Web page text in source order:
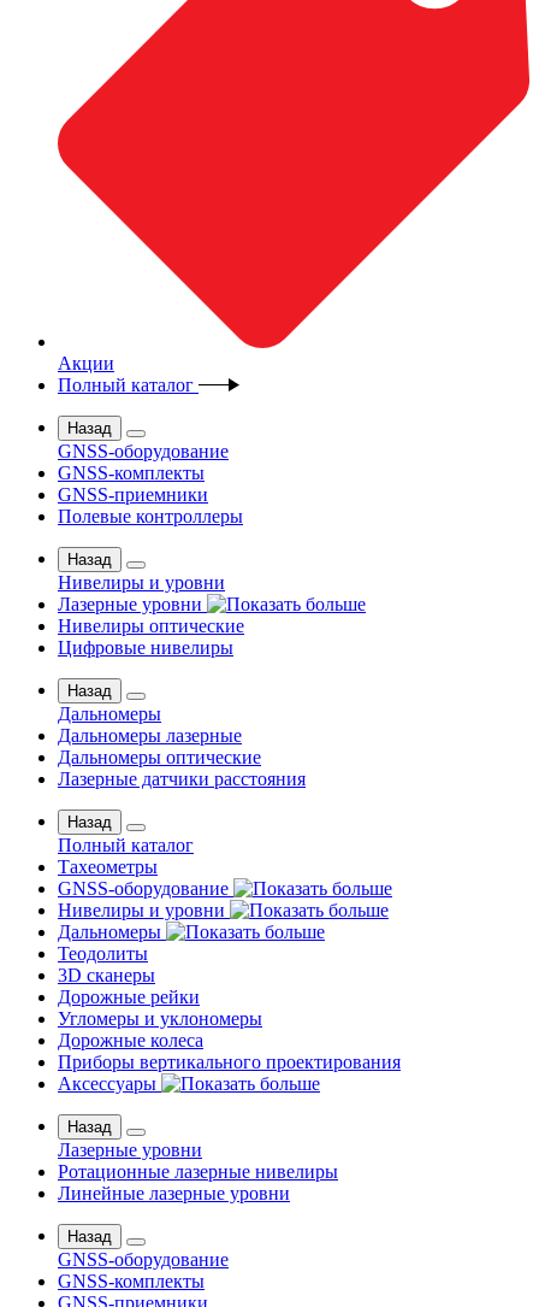
Акции
Полный каталог
Назад
GNSS-оборудование
GNSS-комплекты
GNSS-приемники
Полевые контроллеры
Назад
Нивелиры и уровни
Лазерные уровни
Нивелиры оптические
Цифровые нивелиры
Назад
Дальномеры
Дальномеры лазерные
Дальномеры оптические
Лазерные датчики расстояния
Назад
Полный каталог
Тахеометры
GNSS-оборудование
Нивелиры и уровни
Дальномеры
Теодолиты
3D сканеры
Дорожные рейки
Угломеры и уклономеры
Дорожные колеса
Приборы вертикального проектирования
Аксессуары
Назад
Лазерные уровни
Ротационные лазерные нивелиры
Линейные лазерные уровни
Назад
GNSS-оборудование
GNSS-комплекты
GNSS-приемники